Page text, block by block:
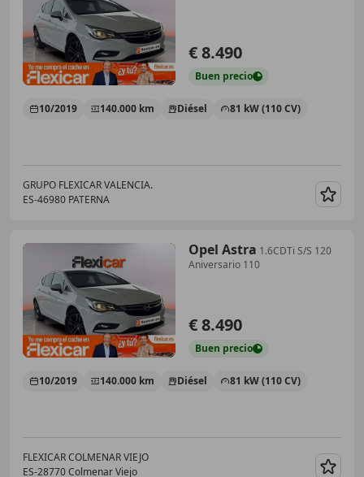
€ 8.490
Buen precio
10/2019 140.000 km Diésel 81 kW (110 CV)
GRUPO FLEXICAR VALENCIA.
ES-46980 PATERNA
Opel Astra 1.6CDTi S/S 120
Aniversario 110
€ 8.490
Buen precio
10/2019 140.000 km Diésel 81 kW (110 CV)
FLEXICAR COLMENAR VIEJO
ES-28770 Colmenar Viejo